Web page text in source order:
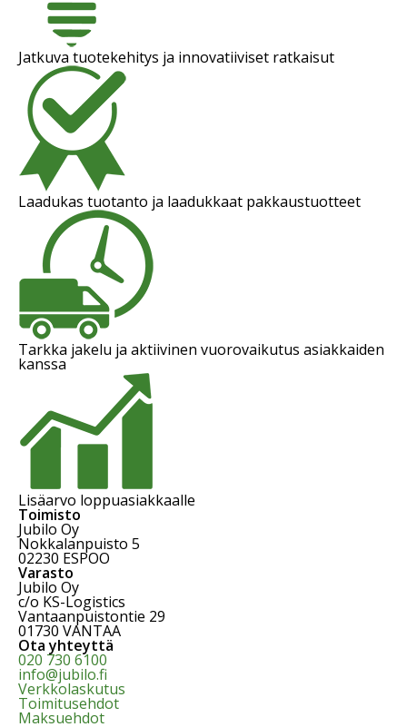
Jatkuva tuotekehitys ja innovatiiviset ratkaisut
Laadukas tuotanto ja laadukkaat pakkaustuotteet
Tarkka jakelu ja aktiivinen vuorovaikutus asiakkaiden
kanssa
Lisäarvo loppuasiakkaalle
Toimisto
Jubilo Oy
Nokkalanpuisto 5
02230 ESPOO
Varasto
Jubilo Oy
c/o KS-Logistics
Vantaanpuistontie 29
01730 VANTAA
Ota yhteyttä
020 730 6100
info@jubilo.fi
Verkkolaskutus
Toimitusehdot
Maksuehdot